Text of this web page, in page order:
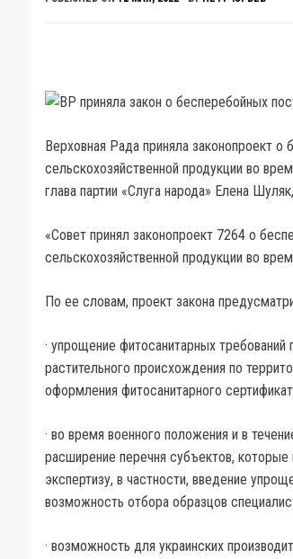
Верховная Рада приняла законопроект о
сельскохозяйственной продукции во
глава партии «Слуга народа» Елена
«Совет принял законопроект 7264 о
сельскохозяйственной продукции во
По ее словам, проект закона
· упрощение фитосанитарных
растительного происхождения по
оформления фитосанитарного
· во время военного положения и в
расширение перечня субъектов,
экспертизу, в частности, введение
возможность отбора образцов
· возможность для украинских